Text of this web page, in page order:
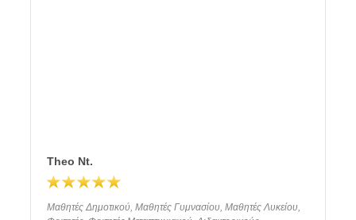
Theo Νt.
Μαθητές Δημοτικού, Μαθητές Γυμνασίου, Μαθητές Λυκείου,